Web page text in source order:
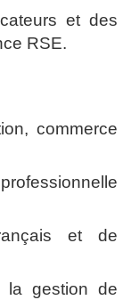
et des
RSE.
commerce
et de
la gestion de